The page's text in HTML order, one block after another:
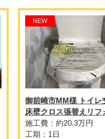
NEW
御前崎市MM様 トイレ
床壁クロス張替えリフ
施工費：約20.3万円
工期：1日